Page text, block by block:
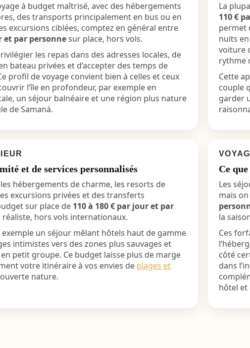
à budget maîtrisé, avec des hébergements
des transports principalement en bus ou en
excursions ciblées, comptez en général entre
et par personnesur place, hors vols.
les repas dans des adresses locales, de
bateau privées et d’accepter des temps de
profil de voyage convient bien à celles et ceux
l’île en profondeur, par exemple en
un séjour balnéaire et une région plus nature
de Samaná.
La
110 €
permet
nuits
voiture
rythme
Cette
couple
garder
et de services personnalisés
hébergements de charme, les resorts de
excursions privées et des transferts
sur place de 110 à 180 € par jour et par
réaliste, hors vols internationaux.
exemple un séjour mêlant hôtels haut de gamme
intimistes vers des zones plus sauvages et
petit groupe. Ce budget laisse plus de marge
votre itinéraire à vos envies de plages et
nature.
Ce
Les
mais
la
Ces
côté
dans
hôtel et